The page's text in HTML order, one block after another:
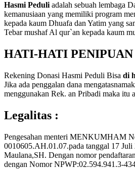
Hasmi Peduli adalah sebuah lembaga
kemanusiaan yang memiliki program
kepada kaum Dhuafa dan Yatim yang
Tebar mushaf Al qur`an kepada kaum
HATI-HATI PENIPUAN
Rekening Donasi Hasmi Peduli Bisa di
Jika ada penggalan dana
menggunakan Rek. an Pribadi maka itu
Legalitas :
Pengesahan menteri MENKUMHAM
0010605.AH.01.07.pada tanggal 17
Maulana,SH. Dengan nomor
dengan Nomor NPWP:02.594.941.3-